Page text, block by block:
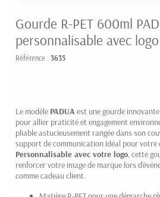
Gourde R-PET 600ml
personnalisable avec logo
Référence : 3635
Le modèle PADUA est une gourde
pour allier praticité et engagement
pliable astucieusement rangée dans son
support de communication idéal pour votre
Personnalisable avec votre logo , cette
renforcer votre image de marque lors
comme cadeau client.